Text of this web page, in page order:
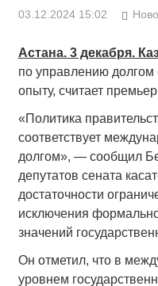
03.12.2024 15:02
Астана. 3 декабря.
по управлению долгом
опыту, считает
«Политика
соответствует
долгом», — сообщил
депутатов сената
достаточности
исключения
значений
Он отметил, что в
уровнем